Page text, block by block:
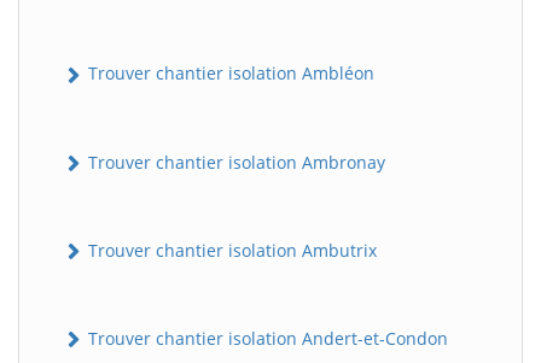
Trouver chantier isolation Ambléon
Trouver chantier isolation Ambronay
Trouver chantier isolation Ambutrix
Trouver chantier isolation Andert-et-Condon